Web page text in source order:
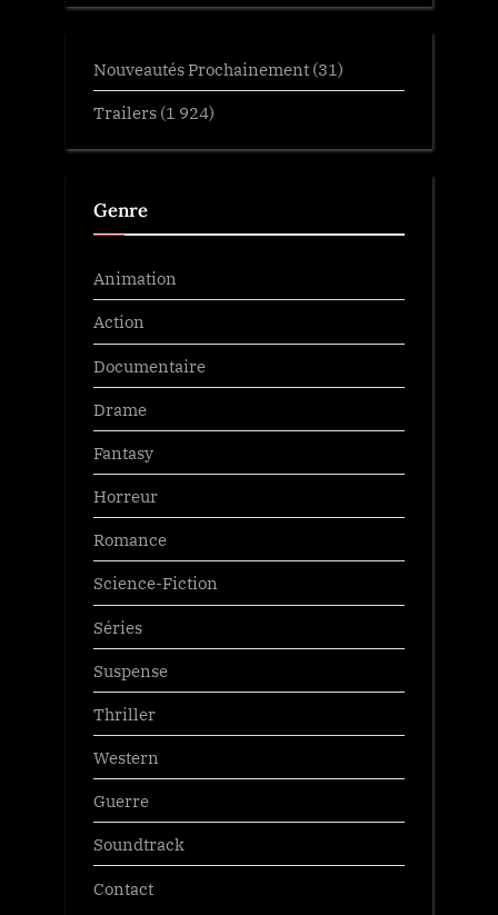
Nouveautés Prochainement (31)
Trailers (1 924)
Genre
Animation
Action
Documentaire
Drame
Fantasy
Horreur
Romance
Science-Fiction
Séries
Suspense
Thriller
Western
Guerre
Soundtrack
Contact